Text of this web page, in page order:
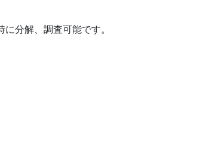
分解、調査可能です。